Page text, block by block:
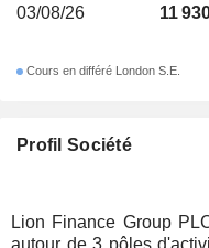
Profil Société
Lion Finance Group
autour de 3 pôles d'activités : - banque de détail
03/08/26
11
Cours en différé London S.E.